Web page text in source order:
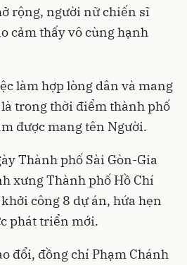
rộng, người nữ chiến sĩ
cảm thấy vô cùng hạnh
làm hợp lòng dân và mang
trong thời điểm thành phố
được mang tên Người.
Thành phố Sài Gòn-Gia
xưng Thành phố Hồ Chí
công 8 dự án, hứa hẹn
phát triển mới.
đổi, đồng chí Phạm Chánh